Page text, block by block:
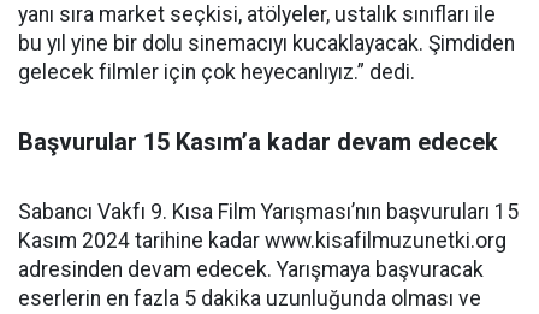
yanı sıra market seçkisi, atölyeler, ustalık sınıfları ile
bu yıl yine bir dolu sinemacıyı kucaklayacak. Şimdiden
gelecek filmler için çok heyecanlıyız.” dedi.
Başvurular 15 Kasım’a kadar devam edecek
Sabancı Vakfı 9. Kısa Film Yarışması’nın başvuruları 15
Kasım 2024 tarihine kadar www.kisafilmuzunetki.org
adresinden devam edecek. Yarışmaya başvuracak
eserlerin en fazla 5 dakika uzunluğunda olması ve